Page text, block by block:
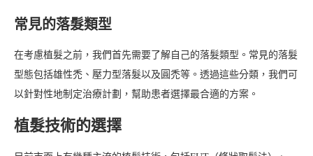
常見的落髮類型
在考慮植髮之前，我們首先需要了解自己的落髮類型。常見的落髮
型態包括雄性禿、壓力型落髮以及圓禿等。透過這些分類，我們可
以針對性地制定治療計劃，幫助患者選擇最合適的方案。
植髮技術的選擇